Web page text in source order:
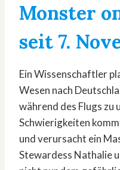
Monster
seit 7.
Ein Wissenschaftler
Wesen nach
während des Flugs zu
Schwierigkeiten
und verursacht ein
Stewardess Nathalie